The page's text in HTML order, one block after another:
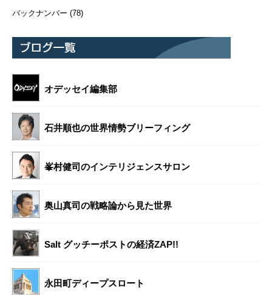
バックナンバー (78)
オデッセイ編集部
石井順也の世界情勢ブリーフィング
峯村健司のインテリジェンスサロン
奥山真司の戦略論から見た世界
Salt グッチーポストの経済ZAP!!
永田町ディープスロート